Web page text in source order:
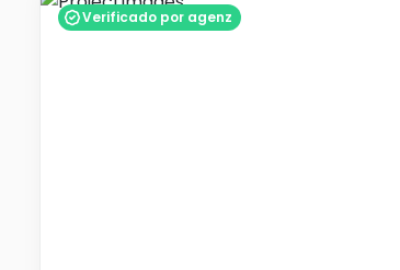
Verificado por agenz